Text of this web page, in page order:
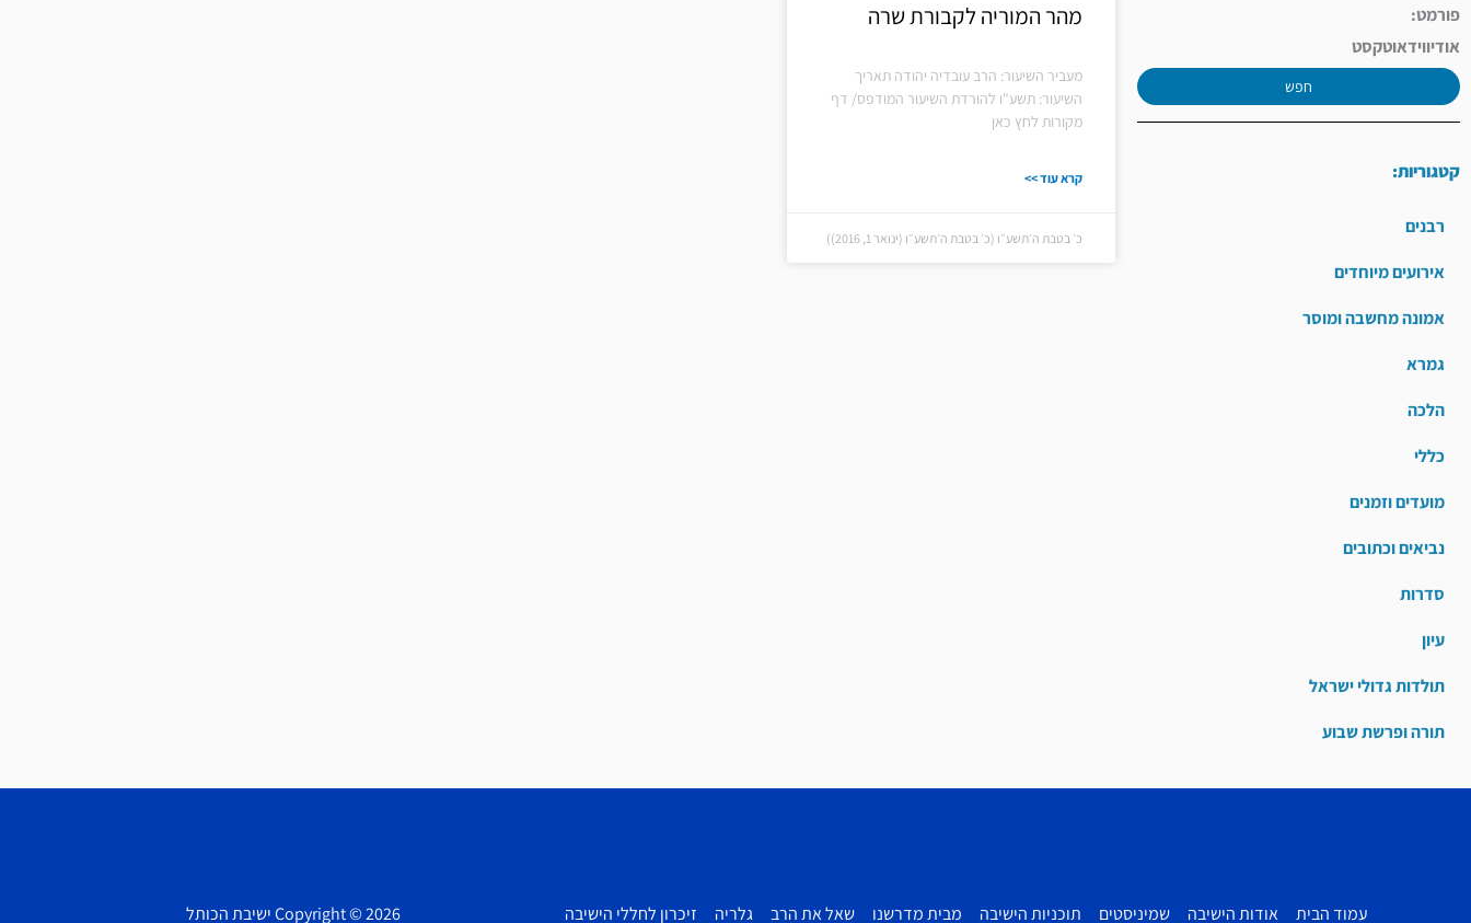
פורמט:
אודיווידאוטקסט
חפש
קטגוריות:
רבנים
אירועים מיוחדים
אמונה מחשבה ומוסר
גמרא
הלכה
כללי
מועדים וזמנים
נביאים וכתובים
סדרות
עיון
תולדות גדולי ישראל
תורה ופרשת שבוע
מהר המוריה לקבורת שרה
מעביר השיעור: הרב עובדיה יהודה תאריך
השיעור: תשע"ו להורדת השיעור המודפס/ דף
מקורות לחץ כאן
קרא עוד >>
כ׳ בטבת ה׳תשע״ו (כ׳ בטבת ה׳תשע״ו (ינואר 1, 2016))
עמוד הבית אודות הישיבה שמיניסטים תוכניות הישיבה מבית מדרשנו שאל את הרב גלריה זיכרון לחללי הישיבה Copyright © 2026 ישיבת הכותל